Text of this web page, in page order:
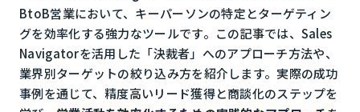
BtoB営業において、キーパーソンの特定とターゲティン
グを効率化する強力なツールです。この記事では、Sales
Navigatorを活用した「決裁者」へのアプローチ方法や、
業界別ターゲットの絞り込み方を紹介します。実際の成功
事例を通じて、精度高いリード獲得と商談化のステップを